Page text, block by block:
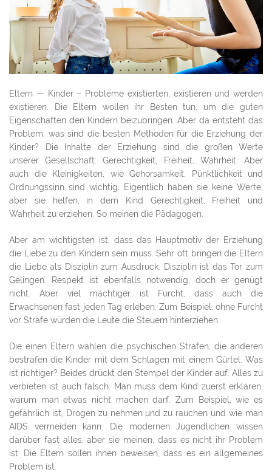
Eltern — Kinder – Probleme existierten, existieren und werden
existieren. Die Eltern wollen ihr Besten tun, um die guten
Eigenschaften den Kindern beizubringen. Aber da entsteht das
Problem: was sind die besten Methoden für die Erziehung der
Kinder? Die Inhalte der Erziehung sind die großen Werte
unserer Gesellschaft: Gerechtigkeit, Freiheit, Wahrheit. Aber
auch die Kleinigkeiten, wie Gehorsamkeit, Pünktlichkeit und
Ordnungssinn sind wichtig. Eigentlich haben sie keine Werte,
aber sie helfen, in dem Kind Gerechtigkeit, Freiheit und
Wahrheit zu erziehen. So meinen die Pädagogen.
Aber am wichtigsten ist, dass das Hauptmotiv der Erziehung
die Liebe zu den Kindern sein muss. Sehr oft bringen die Eltern
die Liebe als Disziplin zum Ausdruck. Disziplin ist das Tor zum
Gelingen. Respekt ist ebenfalls notwendig, doch er genügt
nicht. Aber viel mächtiger ist Furcht, dass auch die
Erwachsenen fast jeden Tag erleben. Zum Beispiel, ohne Furcht
vor Strafe würden die Leute die Steuern hinterziehen.
Die einen Eltern wählen die psychischen Strafen, die anderen
bestrafen die Kinder mit dem Schlagen mit einem Gürtel. Was
ist richtiger? Beides drückt den Stempel der Kinder auf. Alles zu
verbieten ist auch falsch. Man muss dem Kind zuerst erklären,
warum man etwas nicht machen darf. Zum Beispiel, wie es
gefährlich ist, Drogen zu nehmen und zu rauchen und wie man
AIDS vermeiden kann. Die modernen Jugendlichen wissen
darüber fast alles, aber sie meinen, dass es nicht ihr Problem
ist. Die Eltern sollen ihnen beweisen, dass es ein allgemeines
Problem ist.